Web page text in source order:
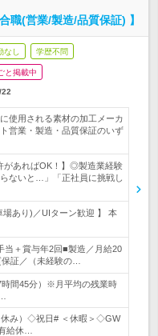
職(営業/製造/品質保証) 】
なし 学歴不問
と掲載中
使用される素材の加工メーカ
営業・製造・品質保証のいず
があればOK！】◎製造業経験
ないと…」「正社員に挑戦し
場あり)／UIターン歓迎 】 本
当＋賞与年2回■製造／月給20
証／（未経験の…
時間45分）※月平均の残業時
み）◇祝日# ＜休暇＞◇GW
給休…